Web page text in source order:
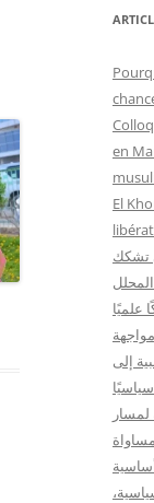
h
r
h
:
en
El
تشكك
علميًا
إلى